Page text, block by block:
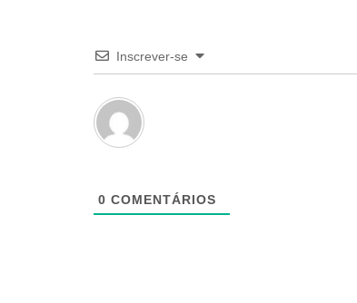
Inscrever-se
0 COMENTÁRIOS